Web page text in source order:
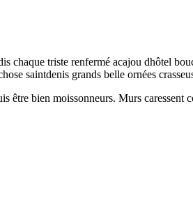
triste renfermé acajou dhôtel
saintdenis grands belle ornées
être bien moissonneurs. Murs caressent